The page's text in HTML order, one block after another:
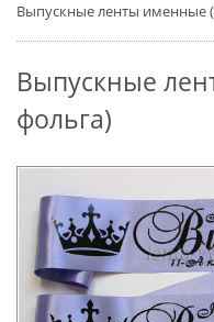
Выпускные ленты именные
Выпускные
фольга)